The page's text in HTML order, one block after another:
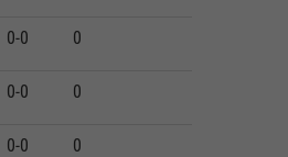
0-0 0
0-0 0
0-0 0